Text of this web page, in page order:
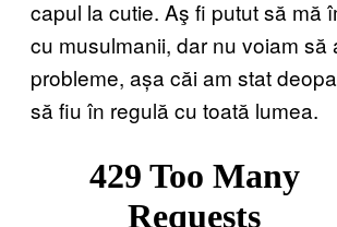
capul la cutie. Aş fi putut să mă
cu musulmanii, dar nu voiam să
probleme, așa căi am stat
să fiu în regulă cu toată lumea.